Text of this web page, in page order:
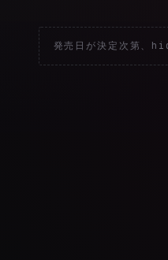
発売日が決定次第、